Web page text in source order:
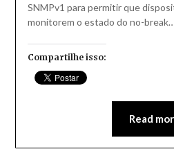
SNMPv1 para permitir que
monitorem o estado do no-
Compartilhe isso:
Read